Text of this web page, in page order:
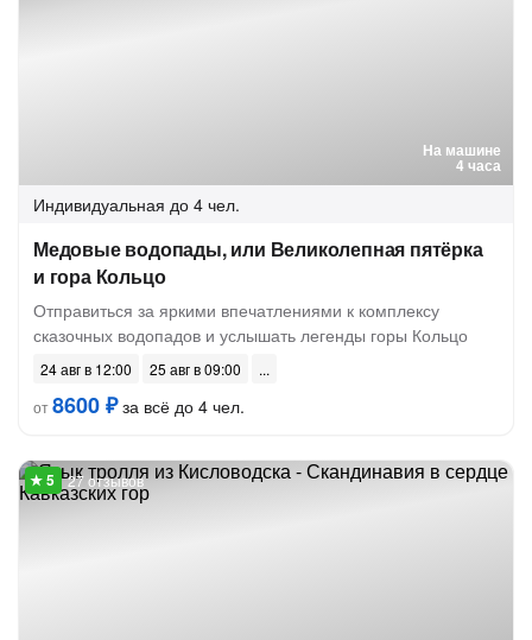
На машине
4 часа
Индивидуальная до 4 чел.
Медовые водопады, или Великолепная пятёрка
и гора Кольцо
Отправиться за яркими впечатлениями к комплексу
сказочных водопадов и услышать легенды горы Кольцо
24 авг в 12:00
25 авг в 09:00
от8600 ₽за всё до 4 чел.
27 отзывов